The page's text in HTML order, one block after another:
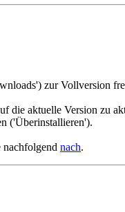
zur Vollversion
die aktuelle Version zu
('Überinstallieren').
nach.